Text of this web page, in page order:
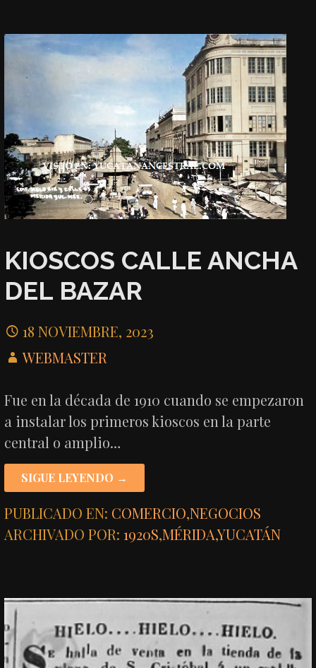
KIOSCOS CALLE ANCHA
DEL BAZAR
18 NOVIEMBRE, 2023
WEBMASTER
Fue en la década de 1910 cuando se empezaron
a instalar los primeros kioscos en la parte
central o amplio…
SIGUE LEYENDO →
PUBLICADO EN: COMERCIO,NEGOCIOS
ARCHIVADO POR:1920S,MÉRIDA,YUCATÁN